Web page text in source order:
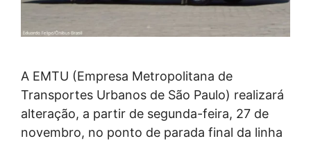
A EMTU (Empresa Metropolitana de
Transportes Urbanos de São Paulo) realizará
alteração, a partir de segunda-feira, 27 de
novembro, no ponto de parada final da linha